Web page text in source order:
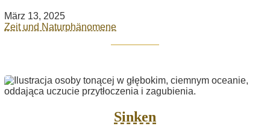
März 13, 2025
Zeit und Naturphänomene
Sinken